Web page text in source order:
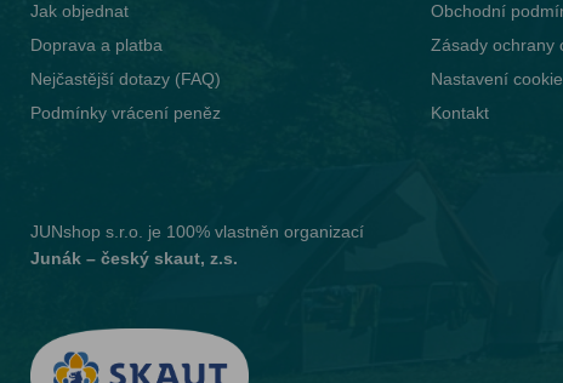
Jak objednat
Doprava a platba
Nejčastější dotazy (FAQ)
Podmínky vrácení peněz
JUNshop s.r.o.
je 100% vlastněn organizací
Junák – český skaut, z.s.
Obchodní
Zásady ochrany
Nastavení
Kontakt